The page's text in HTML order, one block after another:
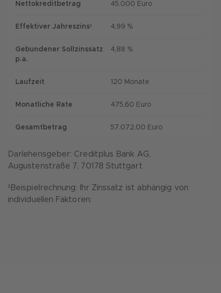
Nettokreditbetrag 45.000 Euro
Effektiver Jahreszins¹ 4,99 %
Gebundener Sollzinssatz
p.a.
4,88 %
Laufzeit 120 Monate
Monatliche Rate 475,60 Euro
Gesamtbetrag 57.072,00 Euro
Darlehensgeber: Creditplus Bank AG,
Augustenstraße 7, 70178 Stuttgart
¹Beispielrechnung: Ihr Zinssatz ist abhängig von
individuellen Faktoren.